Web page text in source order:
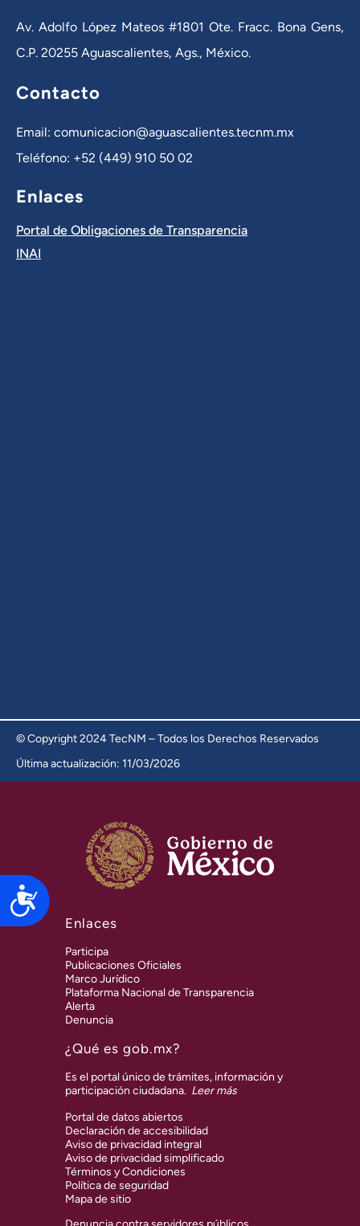
Accesibilidad
Av. Adolfo López Mateos #1801 Ote. Fracc. Bona Gens,
C.P. 20255 Aguascalientes, Ags., México.
Contacto
Email: comunicacion@aguascalientes.tecnm.mx
Teléfono: +52 (449) 910 50 02
Enlaces
Portal de Obligaciones de Transparencia
INAI
© Copyright 2024 TecNM – Todos los Derechos Reservados
Última actualización: 11/03/2026
Enlaces
Participa
Publicaciones Oficiales
Marco Jurídico
Plataforma Nacional de Transparencia
Alerta
Denuncia
¿Qué es gob.mx?
Es el portal único de trámites, información y
participación ciudadana. Leer más
Portal de datos abiertos
Declaración de accesibilidad
Aviso de privacidad integral
Aviso de privacidad simplificado
Términos y Condiciones
Política de seguridad
Mapa de sitio